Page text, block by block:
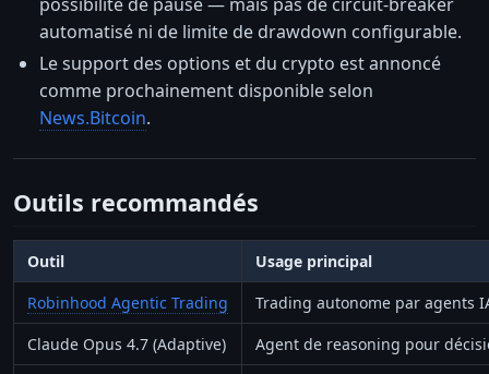
automatisé ni de limite de drawdown configurable.
Le support des options et du crypto est annoncé
comme prochainement disponible selon
News.Bitcoin.
Outils recommandés
Outil
Usage principal
Robinhood Agentic Trading
Trading autonome par agents
Claude Opus 4.7 (Adaptive)
Agent de reasoning pour